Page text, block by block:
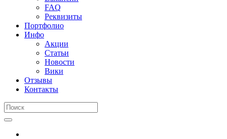
FAQ
Реквизиты
Портфолио
Инфо
Акции
Статьи
Новости
Вики
Отзывы
Контакты